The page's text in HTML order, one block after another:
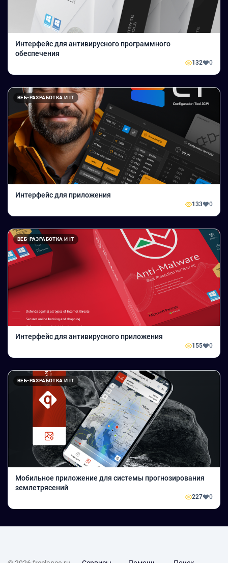
Интерфейс для антивирусного программного
обеспечения
132 0
ВЕБ-РАЗРАБОТКА И IT
Интерфейс для приложения
133 0
ВЕБ-РАЗРАБОТКА И IT
Интерфейс для антивирусного приложения
155 0
ВЕБ-РАЗРАБОТКА И IT
Мобильное приложение для системы прогнозирования
землетрясений
227 0